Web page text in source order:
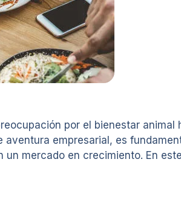
por el bienestar
empresarial, es
mercado en crecimiento. En